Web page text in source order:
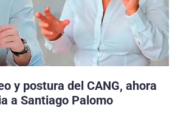
y postura del CANG, ahora
a Santiago Palomo